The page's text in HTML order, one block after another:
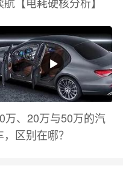
万、20万与50万的汽
，区别在哪？